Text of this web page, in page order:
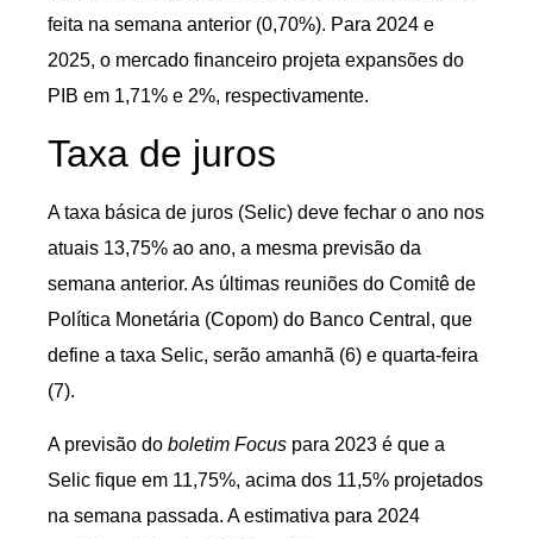
feita na semana anterior (0,70%). Para 2024 e
2025, o mercado financeiro projeta expansões do
PIB em 1,71% e 2%, respectivamente.
Taxa de juros
A taxa básica de juros (Selic) deve fechar o ano nos
atuais 13,75% ao ano, a mesma previsão da
semana anterior. As últimas reuniões do Comitê de
Política Monetária (Copom) do Banco Central, que
define a taxa Selic, serão amanhã (6) e quarta-feira
(7).
A previsão do boletim Focus para 2023 é que a
Selic fique em 11,75%, acima dos 11,5% projetados
na semana passada. A estimativa para 2024